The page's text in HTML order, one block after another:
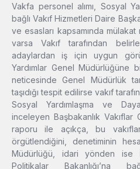
Vakfa personel alımı, Sosyal
bağlı Vakıf Hizmetleri Daire
ve esasları kapsamında
varsa Vakıf tarafından
adaylardan iş için uygun
Yardımlar Genel Müdürlüğüne
neticesinde Genel Müdürlük
taşıdığı tespit edilirse vakıf
Sosyal Yardımlaşma ve
inceleyen Başbakanlık
raporu ile açıkça, bu
örgütlendiğini, denetiminin
Müdürlüğü, idari yönden
Politikalar Bakanlığı’na